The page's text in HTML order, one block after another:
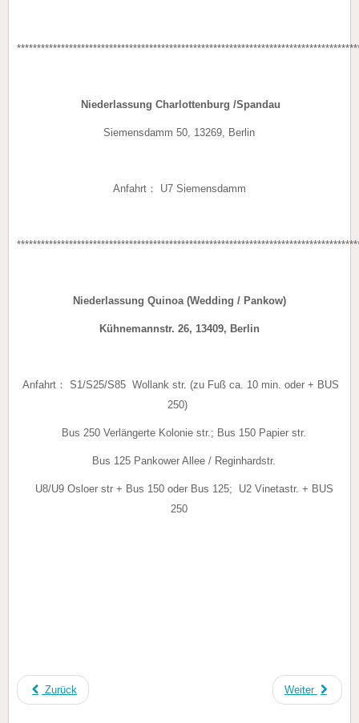
Niederlassung Charlottenburg /Spandau
Siemensdamm 50, 13269, Berlin
Anfahrt： U7 Siemensdamm
Niederlassung Quinoa (Wedding / Pankow)
Kühnemannstr. 26, 13409, Berlin
Anfahrt： S1/S25/S85 Wollank str. (zu Fuß ca. 10 min. oder + BUS
250)
Bus 250 Verlängerte Kolonie str.; Bus 150 Papier str.
Bus 125 Pankower Allee / Reginhardstr.
U8/U9 Osloer str + Bus 150 oder Bus 125; U2 Vinetastr. + BUS
250
Zurück Weiter